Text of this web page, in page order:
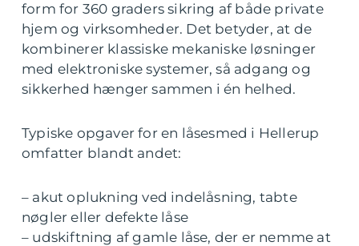
form for 360 graders sikring af både private
hjem og virksomheder. Det betyder, at de
kombinerer klassiske mekaniske løsninger
med elektroniske systemer, så adgang og
sikkerhed hænger sammen i én helhed.
Typiske opgaver for en låsesmed i Hellerup
omfatter blandt andet:
– akut oplukning ved indelåsning, tabte
nøgler eller defekte låse
– udskiftning af gamle låse, der er nemme at